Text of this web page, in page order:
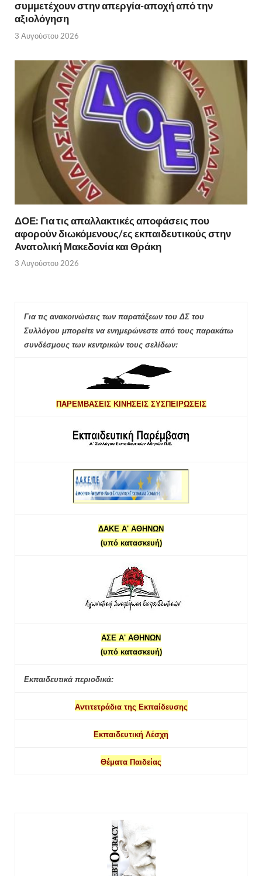
συμμετέχουν στην απεργία-αποχή από την
αξιολόγηση
3 Αυγούστου 2026
ΔΟΕ: Για τις απαλλακτικές αποφάσεις που
αφορούν διωκόμενους/ες εκπαιδευτικούς στην
Ανατολική Μακεδονία και Θράκη
3 Αυγούστου 2026
Για τις ανακοινώσεις των παρατάξεων του ΔΣ του
Συλλόγου μπορείτε να ενημερώνεστε από τους παρακάτω
συνδέσμους των κεντρικών τους σελίδων:
ΠΑΡΕΜΒΑΣΕΙΣ ΚΙΝΗΣΕΙΣ ΣΥΣΠΕΙΡΩΣΕΙΣ
ΔΑΚΕ Α' ΑΘΗΝΩΝ
(υπό κατασκευή)
ΑΣΕ Α' ΑΘΗΝΩΝ
(υπό κατασκευή)
Εκπαιδευτικά περιοδικά:
Αντιτετράδια της Εκπαίδευσης
Εκπαιδευτική Λέσχη
Θέματα Παιδείας